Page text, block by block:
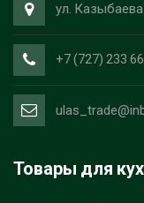
ул.
+7 (727) 233
Товары для